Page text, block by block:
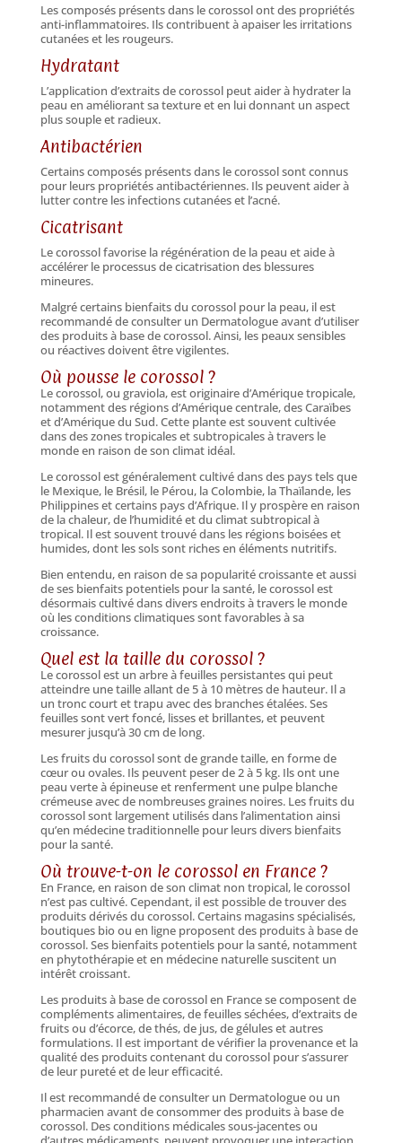
Les composés présents dans le corossol ont des propriétés
anti-inflammatoires. Ils contribuent à apaiser les irritations
cutanées et les rougeurs.
Hydratant
L’application d’extraits de corossol peut aider à hydrater la
peau en améliorant sa texture et en lui donnant un aspect
plus souple et radieux.
Antibactérien
Certains composés présents dans le corossol sont connus
pour leurs propriétés antibactériennes. Ils peuvent aider à
lutter contre les infections cutanées et l’acné.
Cicatrisant
Le corossol favorise la régénération de la peau et aide à
accélérer le processus de cicatrisation des blessures
mineures.
Malgré certains bienfaits du corossol pour la peau, il est
recommandé de consulter un Dermatologue avant d’utiliser
des produits à base de corossol. Ainsi, les peaux sensibles
ou réactives doivent être vigilentes.
Où pousse le corossol ?
Le corossol, ou graviola, est originaire d’Amérique tropicale,
notamment des régions d’Amérique centrale, des Caraïbes
et d’Amérique du Sud. Cette plante est souvent cultivée
dans des zones tropicales et subtropicales à travers le
monde en raison de son climat idéal.
Le corossol est généralement cultivé dans des pays tels que
le Mexique, le Brésil, le Pérou, la Colombie, la Thaïlande, les
Philippines et certains pays d’Afrique. Il y prospère en raison
de la chaleur, de l’humidité et du climat subtropical à
tropical. Il est souvent trouvé dans les régions boisées et
humides, dont les sols sont riches en éléments nutritifs.
Bien entendu, en raison de sa popularité croissante et aussi
de ses bienfaits potentiels pour la santé, le corossol est
désormais cultivé dans divers endroits à travers le monde
où les conditions climatiques sont favorables à sa
croissance.
Quel est la taille du corossol ?
Le corossol est un arbre à feuilles persistantes qui peut
atteindre une taille allant de 5 à 10 mètres de hauteur. Il a
un tronc court et trapu avec des branches étalées. Ses
feuilles sont vert foncé, lisses et brillantes, et peuvent
mesurer jusqu’à 30 cm de long.
Les fruits du corossol sont de grande taille, en forme de
cœur ou ovales. Ils peuvent peser de 2 à 5 kg. Ils ont une
peau verte à épineuse et renferment une pulpe blanche
crémeuse avec de nombreuses graines noires. Les fruits du
corossol sont largement utilisés dans l’alimentation ainsi
qu’en médecine traditionnelle pour leurs divers bienfaits
pour la santé.
Où trouve-t-on le corossol en France ?
En France, en raison de son climat non tropical, le corossol
n’est pas cultivé. Cependant, il est possible de trouver des
produits dérivés du corossol. Certains magasins spécialisés,
boutiques bio ou en ligne proposent des produits à base de
corossol. Ses bienfaits potentiels pour la santé, notamment
en phytothérapie et en médecine naturelle suscitent un
intérêt croissant.
Les produits à base de corossol en France se composent de
compléments alimentaires, de feuilles séchées, d’extraits de
fruits ou d’écorce, de thés, de jus, de gélules et autres
formulations. Il est important de vérifier la provenance et la
qualité des produits contenant du corossol pour s’assurer
de leur pureté et de leur efficacité.
Il est recommandé de consulter un Dermatologue ou un
pharmacien avant de consommer des produits à base de
corossol. Des conditions médicales sous-jacentes ou